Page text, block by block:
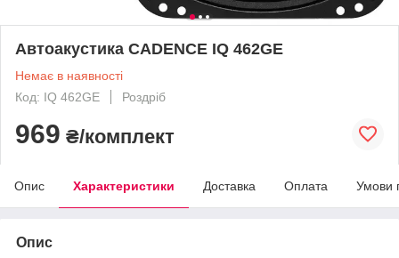
Автоакустика CADENCE IQ 462GE
Немає в наявності
Код: IQ 462GE
Роздріб
969 ₴/комплект
Опис Характеристики Доставка Оплата Умови
Опис